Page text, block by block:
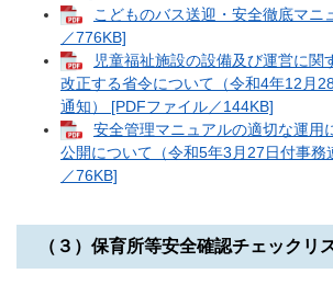
こどものバス送迎・安全徹底マニ
／776KB]
児童福祉施設の設備及び運営に関
改正する省令について（令和4年12月
通知） [PDFファイル／144KB]
安全管理マニュアルの適切な運用
公開について（令和5年3月27日付事務
／76KB]
（３）保育所等安全確認チェックリ